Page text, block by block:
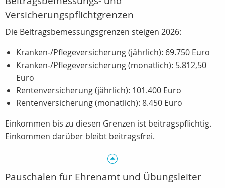
Versicherungspflichtgrenzen
Die Beitragsbemessungsgrenzen steigen 2026:
Kranken‑/Pflegeversicherung (jährlich): 69.750 Euro
Kranken‑/Pflegeversicherung (monatlich): 5.812,50
Euro
Rentenversicherung (jährlich): 101.400 Euro
Rentenversicherung (monatlich): 8.450 Euro
Einkommen bis zu diesen Grenzen ist beitragspflichtig.
Einkommen darüber bleibt beitragsfrei.
Pauschalen für Ehrenamt und Übungsleiter